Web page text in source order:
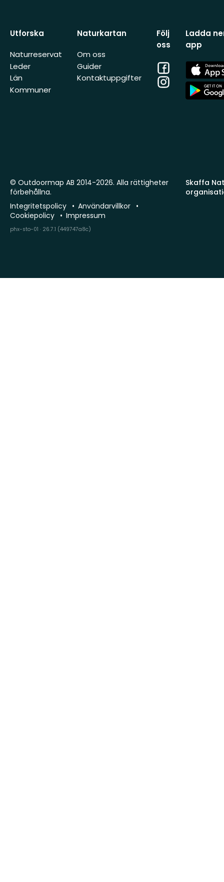
Utforska
Naturreservat
Leder
Län
Kommuner
Naturkartan
Om oss
Guider
Kontaktuppgifter
Följ
oss
Facebook
Instagram
Ladda
app
App
Store
App
Store
Skaffa
© Outdoormap AB 2014-2026. Alla rättigheter
förbehållna.
Integritetspolicy
Användarvillkor
Cookiepolicy
Impressum
phx-sto-01 · 26.7.1 (449747a8c)